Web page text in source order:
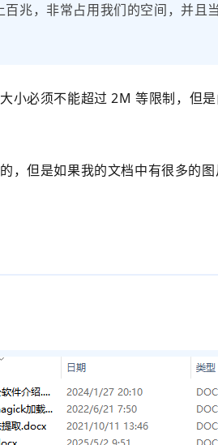
兆，非常占用我们的空间，并且
小必须不能超过 2M 等限制，但
但是如果我的文档中有很多的